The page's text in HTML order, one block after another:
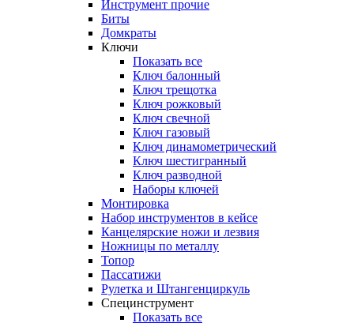
Инструмент прочиe
Биты
Домкраты
Ключи
Показать все
Ключ балонный
Ключ трещотка
Ключ рожковый
Ключ свечной
Ключ газовый
Ключ динамометрический
Ключ шестигранный
Ключ разводной
Наборы ключей
Монтировка
Набор инструментов в кейсе
Канцелярские ножи и лезвия
Ножницы по металлу
Топор
Пассатижи
Рулетка и Штангенциркуль
Специнструмент
Показать все